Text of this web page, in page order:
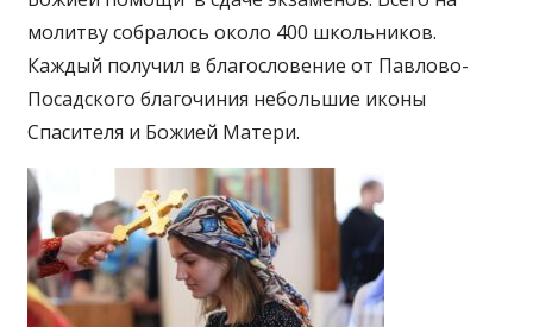
молитву собралось около 400 школьников.
Каждый получил в благословение от Павлово-
Посадского благочиния небольшие иконы
Спасителя и Божией Матери.